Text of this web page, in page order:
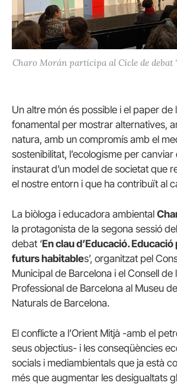
Charo Morán participa al Cicle de debat
Un altre món és possible i el paper de
fonamental per mostrar alternatives,
natura, amb un compromís amb el
sostenibilitat, l’ecologisme per canviar
instaurat d’un model de societat que
el nostre entorn i que ha contribuït al
La biòloga i educadora ambiental
la protagonista de la segona sessió
debat ‘En clau d’Educació.
futurs habitables’, organitzat pel
Municipal de Barcelona i el Consell de
Professional de Barcelona al Museu
Naturals de Barcelona.
El conflicte a l’Orient Mitjà -amb el
seus objectius- i les conseqüències
socials i mediambientals que ja està
més que augmentar les desigualtats